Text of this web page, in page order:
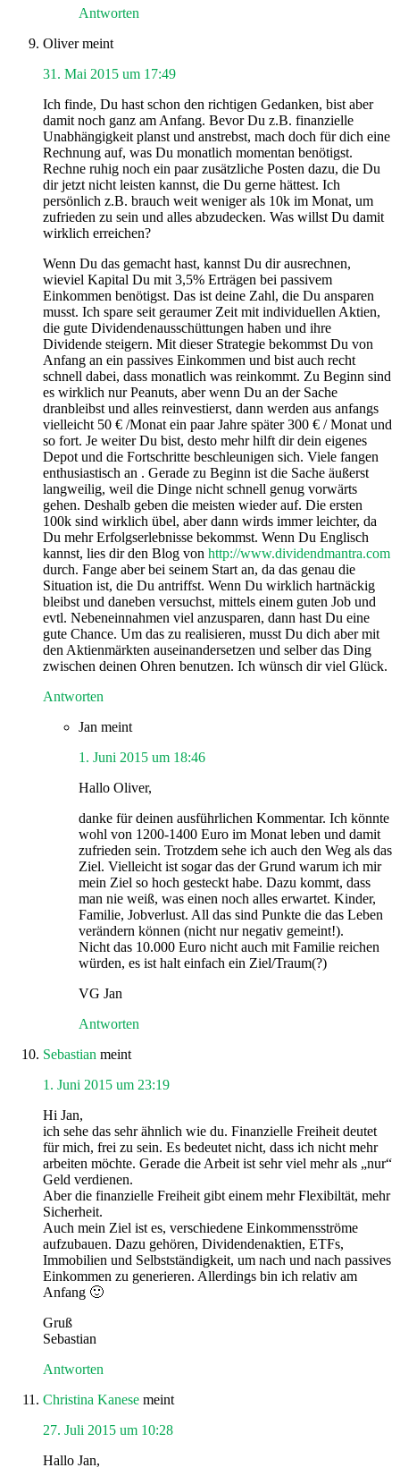
Antworten
Oliver meint
31. Mai 2015 um 17:49
Ich finde, Du hast schon den richtigen Gedanken, bist aber
damit noch ganz am Anfang. Bevor Du z.B. finanzielle
Unabhängigkeit planst und anstrebst, mach doch für dich eine
Rechnung auf, was Du monatlich momentan benötigst.
Rechne ruhig noch ein paar zusätzliche Posten dazu, die Du
dir jetzt nicht leisten kannst, die Du gerne hättest. Ich
persönlich z.B. brauch weit weniger als 10k im Monat, um
zufrieden zu sein und alles abzudecken. Was willst Du damit
wirklich erreichen?
Wenn Du das gemacht hast, kannst Du dir ausrechnen,
wieviel Kapital Du mit 3,5% Erträgen bei passivem
Einkommen benötigst. Das ist deine Zahl, die Du ansparen
musst. Ich spare seit geraumer Zeit mit individuellen Aktien,
die gute Dividendenausschüttungen haben und ihre
Dividende steigern. Mit dieser Strategie bekommst Du von
Anfang an ein passives Einkommen und bist auch recht
schnell dabei, dass monatlich was reinkommt. Zu Beginn sind
es wirklich nur Peanuts, aber wenn Du an der Sache
dranbleibst und alles reinvestierst, dann werden aus anfangs
vielleicht 50 € /Monat ein paar Jahre später 300 € / Monat und
so fort. Je weiter Du bist, desto mehr hilft dir dein eigenes
Depot und die Fortschritte beschleunigen sich. Viele fangen
enthusiastisch an . Gerade zu Beginn ist die Sache äußerst
langweilig, weil die Dinge nicht schnell genug vorwärts
gehen. Deshalb geben die meisten wieder auf. Die ersten
100k sind wirklich übel, aber dann wirds immer leichter, da
Du mehr Erfolgserlebnisse bekommst. Wenn Du Englisch
kannst, lies dir den Blog von http://www.dividendmantra.com
durch. Fange aber bei seinem Start an, da das genau die
Situation ist, die Du antriffst. Wenn Du wirklich hartnäckig
bleibst und daneben versuchst, mittels einem guten Job und
evtl. Nebeneinnahmen viel anzusparen, dann hast Du eine
gute Chance. Um das zu realisieren, musst Du dich aber mit
den Aktienmärkten auseinandersetzen und selber das Ding
zwischen deinen Ohren benutzen. Ich wünsch dir viel Glück.
Antworten
Jan meint
1. Juni 2015 um 18:46
Hallo Oliver,
danke für deinen ausführlichen Kommentar. Ich könnte
wohl von 1200-1400 Euro im Monat leben und damit
zufrieden sein. Trotzdem sehe ich auch den Weg als das
Ziel. Vielleicht ist sogar das der Grund warum ich mir
mein Ziel so hoch gesteckt habe. Dazu kommt, dass
man nie weiß, was einen noch alles erwartet. Kinder,
Familie, Jobverlust. All das sind Punkte die das Leben
verändern können (nicht nur negativ gemeint!).
Nicht das 10.000 Euro nicht auch mit Familie reichen
würden, es ist halt einfach ein Ziel/Traum(?)
VG Jan
Antworten
Sebastian meint
1. Juni 2015 um 23:19
Hi Jan,
ich sehe das sehr ähnlich wie du. Finanzielle Freiheit deutet
für mich, frei zu sein. Es bedeutet nicht, dass ich nicht mehr
arbeiten möchte. Gerade die Arbeit ist sehr viel mehr als „nur“
Geld verdienen.
Aber die finanzielle Freiheit gibt einem mehr Flexibiltät, mehr
Sicherheit.
Auch mein Ziel ist es, verschiedene Einkommensströme
aufzubauen. Dazu gehören, Dividendenaktien, ETFs,
Immobilien und Selbstständigkeit, um nach und nach passives
Einkommen zu generieren. Allerdings bin ich relativ am
Anfang 🙂
Gruß
Sebastian
Antworten
Christina Kanese meint
27. Juli 2015 um 10:28
Hallo Jan,